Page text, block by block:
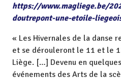
https://www.magliege.be/
doutrepont-une-etoile-
« Les Hivernales de la danse
et se dérouleront le 11 et le
Liège. […] Devenu en
événements des Arts de la